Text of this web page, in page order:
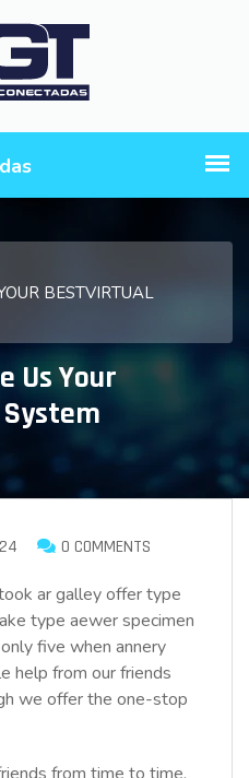
BESTVIRTUAL
Us Your
0 COMMENTS
ar galley offer type
type aewer specimen
five when annery
help from our friends
we offer the one-stop